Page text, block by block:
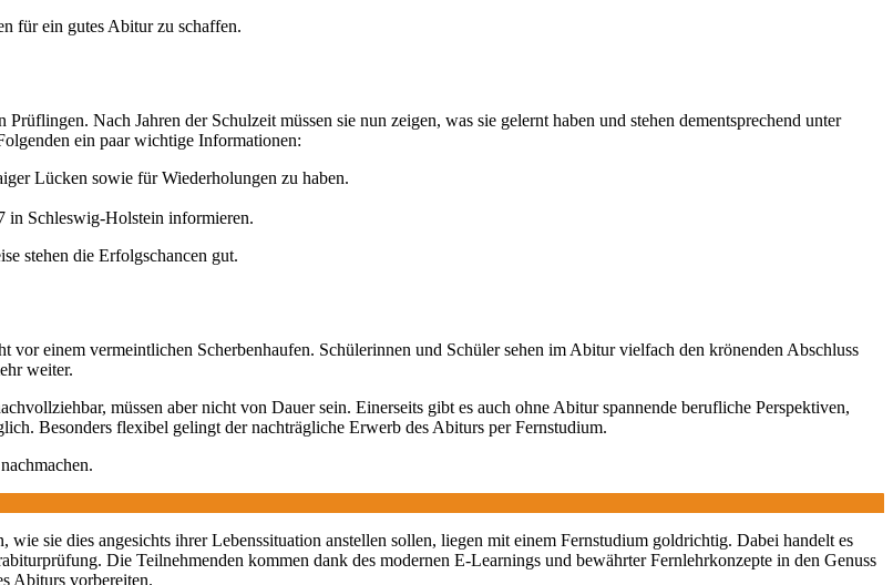
für ein gutes Abitur zu schaffen.
Nach Jahren der Schulzeit müssen sie nun zeigen, was sie gelernt haben und stehen dementsprechend unter
ein paar wichtige Informationen:
Lücken sowie für Wiederholungen zu haben.
in Schleswig-Holstein informieren.
stehen die Erfolgschancen gut.
einem vermeintlichen Scherbenhaufen. Schülerinnen und Schüler sehen im Abitur vielfach den krönenden Abschluss
weiter.
müssen aber nicht von Dauer sein. Einerseits gibt es auch ohne Abitur spannende berufliche Perspektiven,
Besonders flexibel gelingt der nachträgliche Erwerb des Abiturs per Fernstudium.
sie dies angesichts ihrer Lebenssituation anstellen sollen, liegen mit einem Fernstudium goldrichtig. Dabei handelt es
Die Teilnehmenden kommen dank des modernen E-Learnings und bewährter Fernlehrkonzepte in den Genuss
Abiturs vorbereiten.